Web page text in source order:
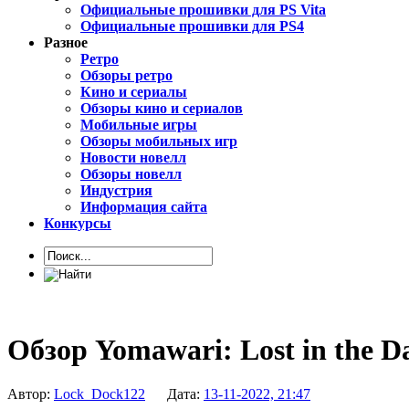
Официальные прошивки для PS Vita
Официальные прошивки для PS4
Разное
Ретро
Обзоры ретро
Кино и сериалы
Обзоры кино и сериалов
Мобильные игры
Обзоры мобильных игр
Новости новелл
Обзоры новелл
Индустрия
Информация сайта
Конкурсы
Обзор Yomawari: Lost in the
Автор: Lock_Dock122 Дата: 13-11-2022, 21:47